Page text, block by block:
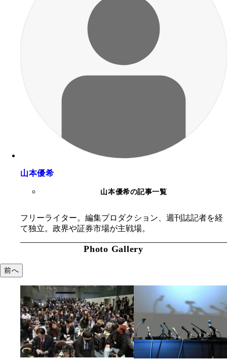
山本優希
山本優希の記事一覧
フリーライター。編集プロダクション、週刊誌記者を経
て独立。政界や証券市場が主戦場。
Photo Gallery
前へ